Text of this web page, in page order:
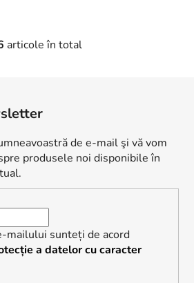
C
r
l
u
l
i
t
ă
articole în total
de e-mail şi vă vom
produsele noi disponibile în
mailului sunteți de acord
a datelor cu caracter